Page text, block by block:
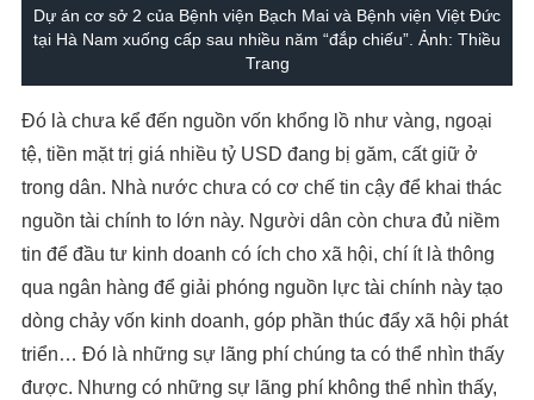
Dự án cơ sở 2 của Bệnh viện Bạch Mai và Bệnh viện Việt Đức
tại Hà Nam xuống cấp sau nhiều năm “đắp chiếu”. Ảnh: Thiều
Trang
Đó là chưa kể đến nguồn vốn khổng lồ như vàng, ngoại
tệ, tiền mặt trị giá nhiều tỷ USD đang bị găm, cất giữ ở
trong dân. Nhà nước chưa có cơ chế tin cậy để khai thác
nguồn tài chính to lớn này. Người dân còn chưa đủ niềm
tin để đầu tư kinh doanh có ích cho xã hội, chí ít là thông
qua ngân hàng để giải phóng nguồn lực tài chính này tạo
dòng chảy vốn kinh doanh, góp phần thúc đẩy xã hội phát
triển… Đó là những sự lãng phí chúng ta có thể nhìn thấy
được. Nhưng có những sự lãng phí không thể nhìn thấy,